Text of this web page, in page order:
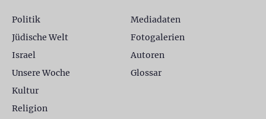
Politik
Jüdische Welt
Israel
Unsere Woche
Kultur
Religion
Mediadaten
Fotogalerien
Autoren
Glossar